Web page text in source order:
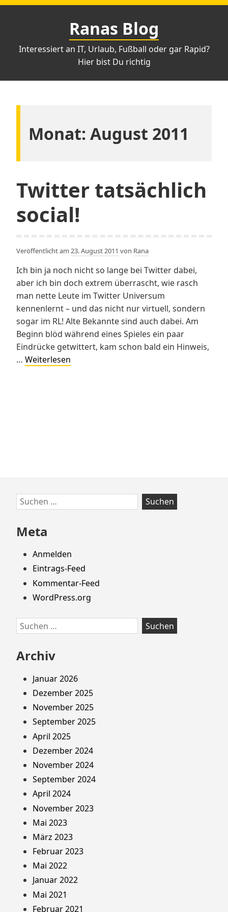
Zum
Ranas Blog
Interessiert an IT, Urlaub, Fußball oder gar Rapid?
Hier bist Du richtig
Monat: August 2011
Twitter tatsächlich
social!
Veröffentlicht am 23. August 2011 von Rana
Ich bin ja noch nicht so lange bei Twitter dabei,
aber ich bin doch extrem überrascht, wie rasch
man nette Leute im Twitter Universum
kennenlernt – und das nicht nur virtuell, sondern
sogar im RL! Alte Bekannte sind auch dabei. Am
Beginn blöd während eines Spieles ein paar
Eindrücke getwittert, kam schon bald ein Hinweis,
… Weiterlesen
Zum
Footer
springen
Suchen
nach:
Meta
Anmelden
Eintrags-Feed
Kommentar-Feed
WordPress.org
Suchen
nach:
Archiv
Januar 2026
Dezember 2025
November 2025
September 2025
April 2025
Dezember 2024
November 2024
September 2024
April 2024
November 2023
Mai 2023
März 2023
Februar 2023
Mai 2022
Januar 2022
Mai 2021
Februar 2021